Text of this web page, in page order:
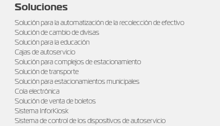
Soluciones
Solución para la automatización de la recolección de efectivo
Solución de cambio de divisas
Solución para la educación
Cajas de autoservicio
Solución para complejos de estacionamiento
Solución de transporte
Solución para estacionamientos municipales
Cola electrónica
Solución de venta de boletos
Sistema InforKiosk
Sistema de control de los dispositivos de autoservicio